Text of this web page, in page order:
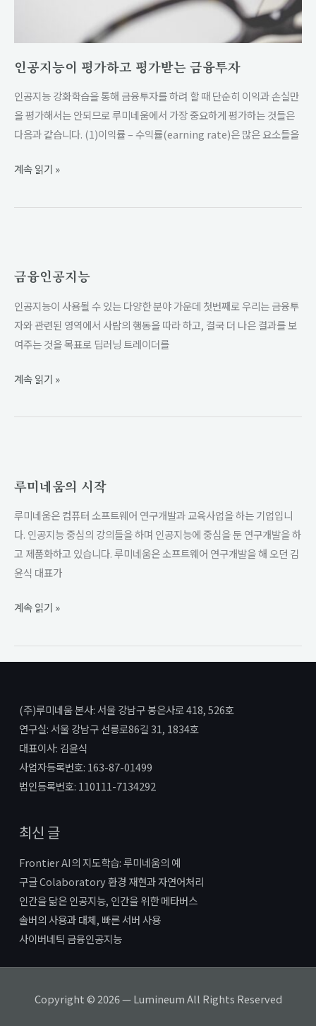
인공지능이 평가하고 평가받는 금융투자
인공지능 강화학습을 통해 금융투자를 하려 할 때 단순히 이익과 손실만
을 평가해서는 안되므로 루미네움에서 가장 중요하게 평가하는 것들은
다음과 같습니다. (1)이익률 – 수익률(earning rate)은 많은 요소들을
받
는
융
투
자
계속 읽기 »
금융인공지능
인공지능이 사용될 수 있는 다양한 분야 가운데 첫번째로 우리는 금융투
자와 관련된 영역에서 사람의 행동을 따라 하고, 결국 더 나은 결과를 보
여주는 것을 목표로 딥러닝 트레이더를
인
공
지
능
계속 읽기 »
루미네움의 시작
루미네움은 컴퓨터 소프트웨어 연구개발과 교육사업을 하는 기업입니
다. 인공지능 중심의 강의들을 하며 인공지능에 중심을 둔 연구개발을 하
고 제품화하고 있습니다. 루미네움은 소프트웨어 연구개발을 해 오던 김
윤식 대표가
네
움
의
시
작
계속 읽기 »
(주)루미네움 본사: 서울 강남구 봉은사로 418, 526호
연구실: 서울 강남구 선릉로86길 31, 1834호
대표이사: 김윤식
사업자등록번호: 163-87-01499
법인등록번호: 110111-7134292
최신 글
Frontier AI의 지도학습: 루미네움의 예
구글 Colaboratory 환경 재현과 자연어처리
인간을 닮은 인공지능, 인간을 위한 메타버스
솔버의 사용과 대체, 빠른 서버 사용
사이버네틱 금융인공지능
Copyright © 2026 — Lumineum All Rights Reserved